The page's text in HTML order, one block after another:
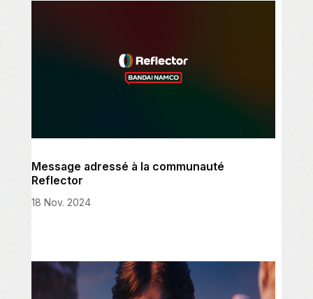
Message adressé à la communauté
Reflector
18 Nov. 2024